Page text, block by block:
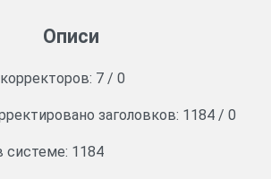
Описи
7 / 0
заголовков: 1184 / 0
системе: 1184